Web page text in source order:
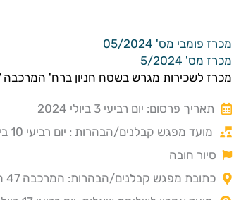
מכרז פומבי מס' 05/2024
מכרז מס' 5/2024
מכרז לשכירות מגרש בשטח חניון ברח' המרכבה 47
תאריך פרסום: יום רביעי 3 ביולי 2024
מועד מפגש קבלנים/הבהרות : יום רביעי 10 ביולי 2024 בשעה 0:00
סיור חובה
כתובת מפגש קבלנים/הבהרות: המרכבה 47 חולון